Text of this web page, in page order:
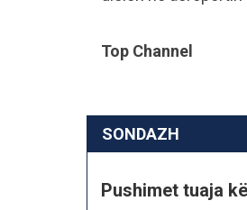
Top Channel
SONDAZH
Pushimet tuaja